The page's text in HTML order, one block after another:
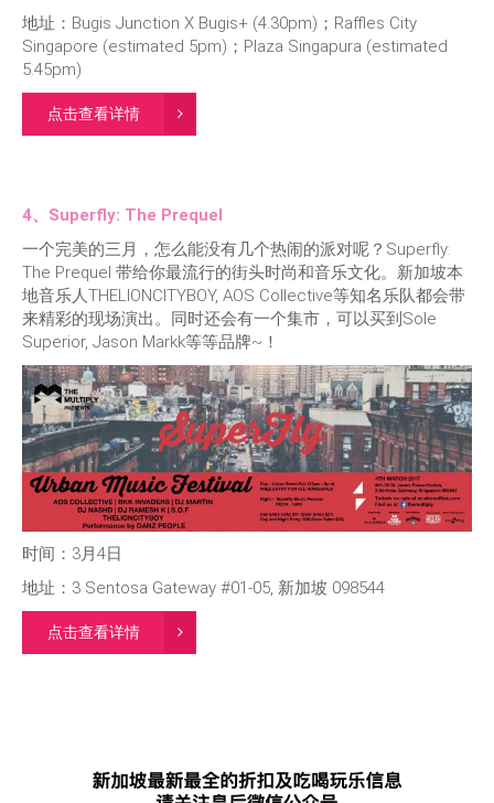
地址：Bugis Junction X Bugis+ (4.30pm)；Raffles City
Singapore (estimated 5pm)；Plaza Singapura (estimated
5.45pm)
点击查看详情
4、Superfly: The Prequel
一个完美的三月，怎么能没有几个热闹的派对呢？Superfly:
The Prequel 带给你最流行的街头时尚和音乐文化。新加坡本
地音乐人THELIONCITYBOY, AOS Collective等知名乐队都会带
来精彩的现场演出。同时还会有一个集市，可以买到Sole
Superior, Jason Markk等等品牌~！
时间：3月4日
地址：3 Sentosa Gateway #01-05, 新加坡 098544
点击查看详情